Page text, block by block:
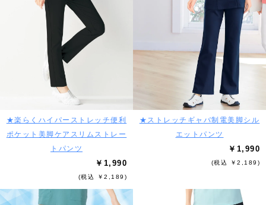
★楽らくハイパーストレッチ便利
ポケット美脚ケアスリムストレー
トパンツ
￥1,990
(税込 ￥2,189)
★ストレッチギャバ制電美脚シル
エットパンツ
￥1,990
(税込 ￥2,189)